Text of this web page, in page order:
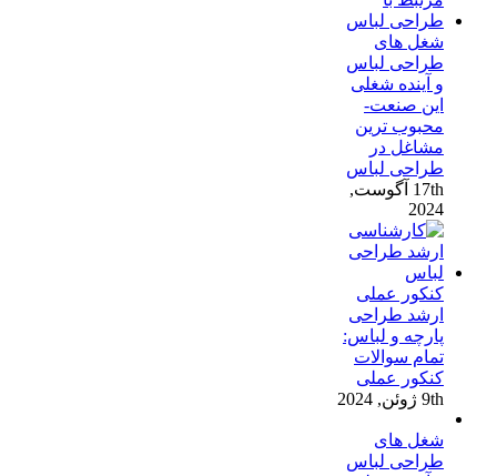
شغل های
طراحی لباس
و آینده شغلی
این صنعت-
محبوب ترین
مشاغل در
طراحی لباس
17th آگوست,
2024
کنکور عملی
ارشد طراحی
پارچه و لباس:
تمام سوالات
کنکور عملی
9th ژوئن, 2024
شغل های
طراحی لباس